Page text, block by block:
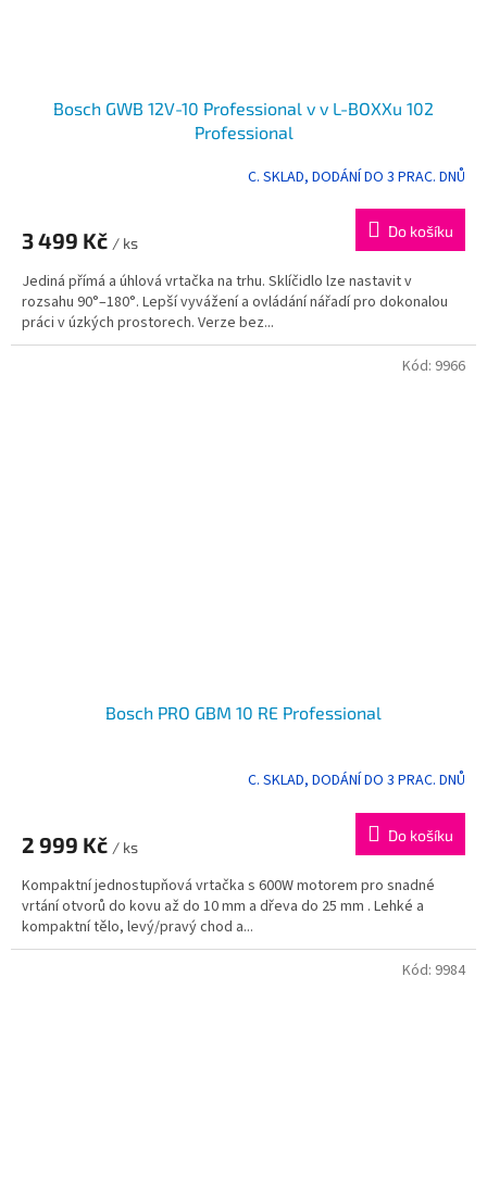
Bosch GWB 12V-10 Professional v v L-BOXXu 102
Professional
C. SKLAD, DODÁNÍ DO 3 PRAC. DNŮ
3 499 Kč / ks
Do košíku
Jediná přímá a úhlová vrtačka na trhu. Sklíčidlo lze nastavit v
rozsahu 90°–180°. Lepší vyvážení a ovládání nářadí pro dokonalou
práci v úzkých prostorech. Verze bez...
Bosch PRO GBM 10 RE Professional
C. SKLAD, DODÁNÍ DO 3 PRAC. DNŮ
2 999 Kč / ks
Do košíku
Kompaktní jednostupňová vrtačka s 600W motorem pro snadné
vrtání otvorů do kovu až do 10 mm a dřeva do 25 mm . Lehké a
kompaktní tělo, levý/pravý chod a...
Kód: 9966
Kód: 9984